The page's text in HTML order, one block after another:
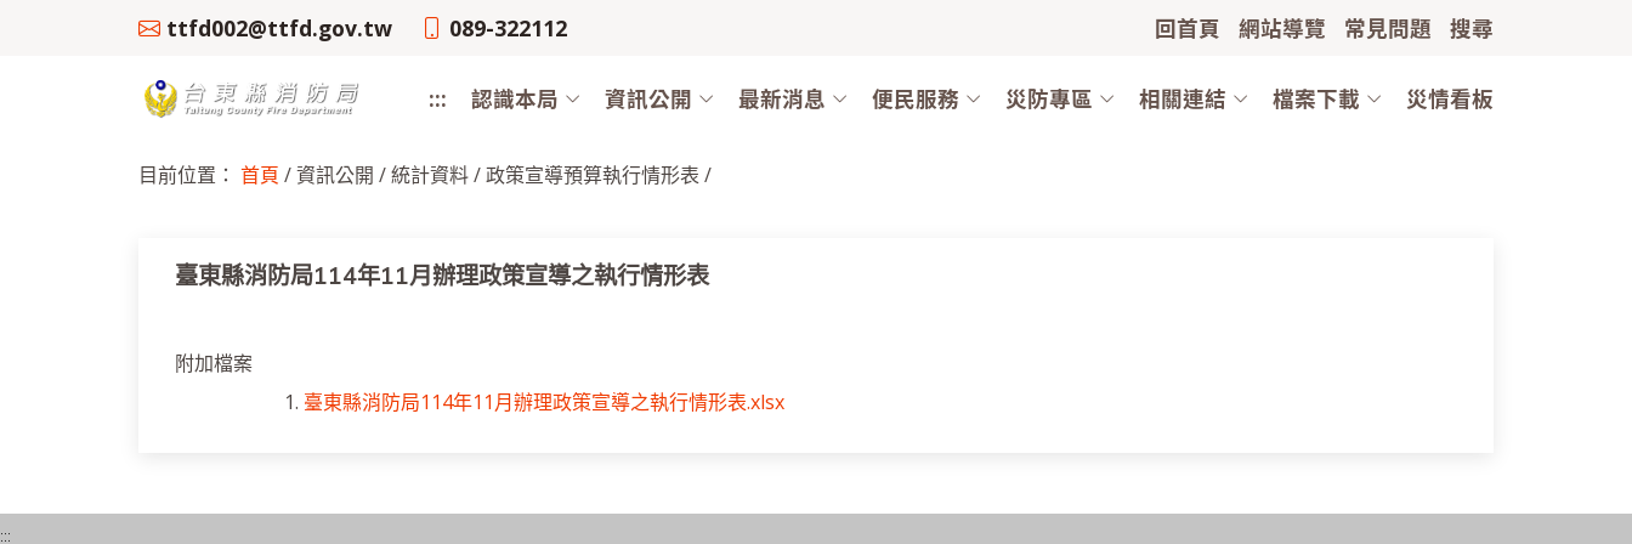
ttfd002@ttfd.gov.tw 089-322112 回首頁 網站導覽 常見問題 搜尋
::: 認識本局 資訊公開 最新消息 便民服務 災防專區 相關連結 檔案下載 災情看板
目前位置： 首頁 / 資訊公開 / 統計資料 / 政策宣導預算執行情形表 /
臺東縣消防局114年11月辦理政策宣導之執行情形表
附加檔案
1. 臺東縣消防局114年11月辦理政策宣導之執行情形表.xlsx
:::